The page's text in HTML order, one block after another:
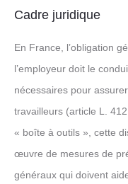
Cadre juridique
En France, l’obligation
l’employeur doit le
nécessaires pour
travailleurs (article L.
« boîte à outils », cette
œuvre de mesures de
généraux qui doivent